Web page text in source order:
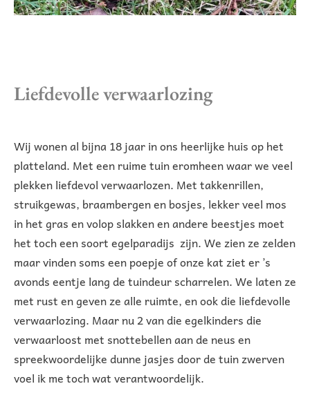
Liefdevolle verwaarlozing
Wij wonen al bijna 18 jaar in ons heerlijke huis op het
platteland. Met een ruime tuin eromheen waar we veel
plekken liefdevol verwaarlozen. Met takkenrillen,
struikgewas, braambergen en bosjes, lekker veel mos
in het gras en volop slakken en andere beestjes moet
het toch een soort egelparadijs zijn. We zien ze zelden
maar vinden soms een poepje of onze kat ziet er ’s
avonds eentje lang de tuindeur scharrelen. We laten ze
met rust en geven ze alle ruimte, en ook die liefdevolle
verwaarlozing. Maar nu 2 van die egelkinders die
verwaarloost met snottebellen aan de neus en
spreekwoordelijke dunne jasjes door de tuin zwerven
voel ik me toch wat verantwoordelijk.